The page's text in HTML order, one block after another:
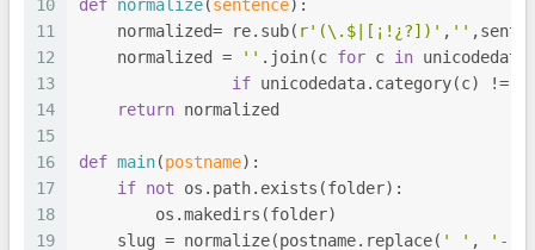
10
11
12
13
14
15
16
17
18
19
def normalize(sentence):
    normalized= re.sub(
r'(\.$|[¡!¿?])' , ''
    normalized =
'' .join(c for c in
if unicodedata.category(c) !=
return normalized
def main(postname):
if not os.path.exists(folder):
        os.makedirs(folder)
    slug = normalize(postname.replace(
' ' , '-'